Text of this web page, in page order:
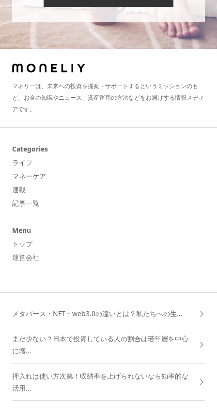
マネリーは、未来への投資を提案・サポートするというミッションのも
と、お金の知識やニュース、資産運用の方法などをお届けする情報メディ
アです。
Categories
ライフ
マネーケア
連載
記事一覧
Menu
トップ
運営会社
メタバース・NFT・web3.0の違いとは？私たちへの生...
まだ少ない？日本で投資している人の割合は若年層を中心
に増...
押入れは使い方次第！収納率を上げられないなら効率的な
活用...